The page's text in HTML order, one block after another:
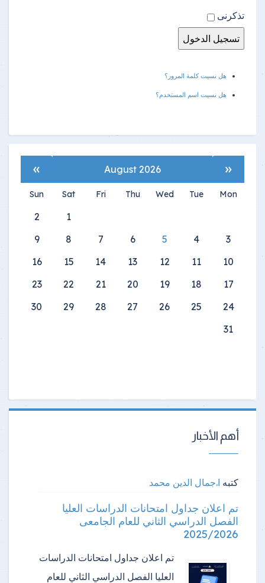
تذكرنى
هل نسيت كلمة المرور؟
هل نسيت اسم المستخدم؟
«
August 2026
»
Mon
Tue
Wed
Thu
Fri
Sat
Sun
1
2
3
4
5
6
7
8
9
10
11
12
13
14
15
16
17
18
19
20
21
22
23
24
25
26
27
28
29
30
31
أهم الأخبار
كتبه ا.جمال الدين محمد
تم اعلان جداول امتحانات الدراسات العليا
الفصل الدراسي الثاني للعام الجامعى
2025/2026
تم اعلان جداول امتحانات الدراسات
العليا الفصل الدراسي الثاني للعام